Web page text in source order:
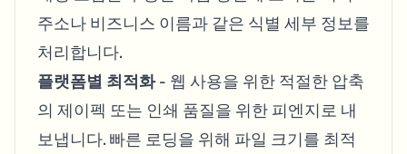
주소나 비즈니스 이름과 같은 식별 세부 정보를
처리합니다.
플랫폼별 최적화- 웹 사용을 위한 적절한 압축
의 제이펙 또는 인쇄 품질을 위한 피엔지로 내
보냅니다. 빠른 로딩을 위해 파일 크기를 최적